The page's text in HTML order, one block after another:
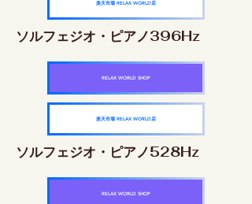
楽天市場 RELAX WORLD店
ソルフェジオ・ピアノ396Hz
RELAX WORLD SHOP
楽天市場 RELAX WORLD店
ソルフェジオ・ピアノ528Hz
RELAX WORLD SHOP